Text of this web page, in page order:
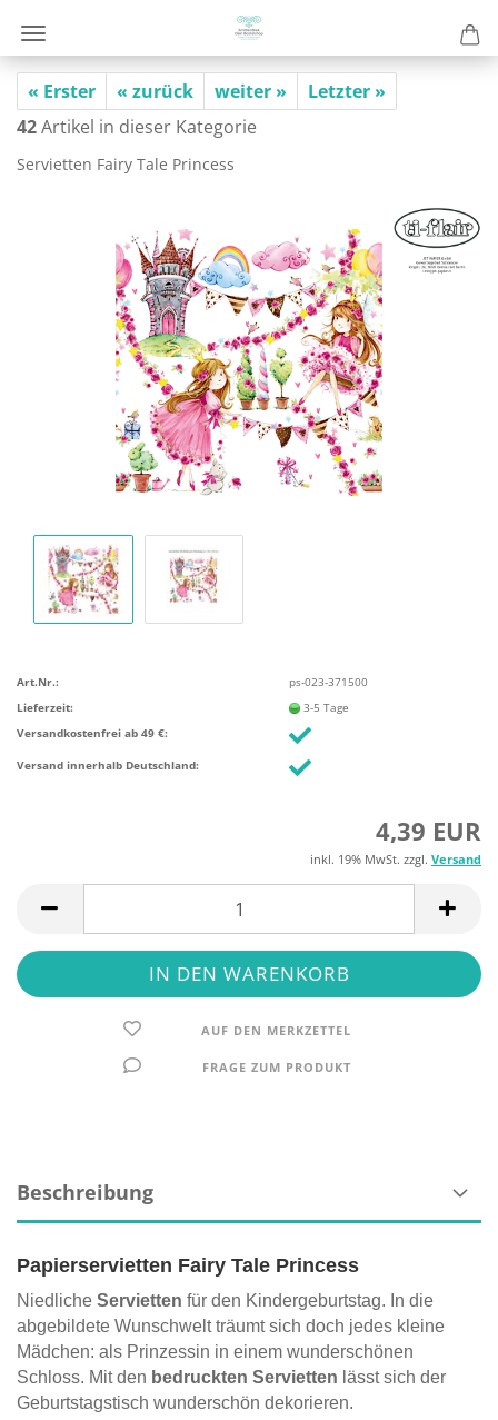
« Erster « zurück weiter »
Letzter »
42Artikel in dieser Kategorie
Ser­vi­et­ten Fairy Tale Princess
Art.Nr.:
ps-023-371500
Lieferzeit:
3-5 Tage
Versandkostenfrei ab 49 €:
Versand innerhalb Deutschland:
4,39 EUR
inkl. 19% MwSt. zzgl. Versand
AUF DEN MERKZETTEL
FRAGE ZUM PRODUKT
Beschreibung
Papierservietten Fairy Tale Princess
Niedliche Servietten für den Kindergeburtstag. In die
abgebildete Wunschwelt träumt sich doch jedes kleine
Mädchen: als Prinzessin in einem wunderschönen
Schloss. Mit den bedruckten Servietten lässt sich der
Geburtstagstisch wunderschön dekorieren.